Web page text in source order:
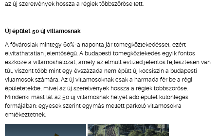
az új szerelvények hossza a régiek többszöröse lett.
Új épület 50 új villamosnak
A fővárosiak mintegy 60%-a naponta jár tömegközlekedéssel, ezért
elvitathatatlan jelentőségű. A budapesti tömegközlekedés egyik fontos
eszköze a villamoshálózat, amely az elmúlt évtized jelentős fejlesztésén van
túl, viszont több mint egy évszázada nem épült új kocsiszín a budapesti
villamosok számára. Az új villamosoknak csak a harmada fér be a régi
épületetekbe, mivel az új szerelvények hossza a régiek többszöröse.
Mindenki mást lát az 50 új villamosnak helyet adó épület különleges
formájában: egyesek szerint egymás mellett parkoló villamosokra
emlékeztetnek.